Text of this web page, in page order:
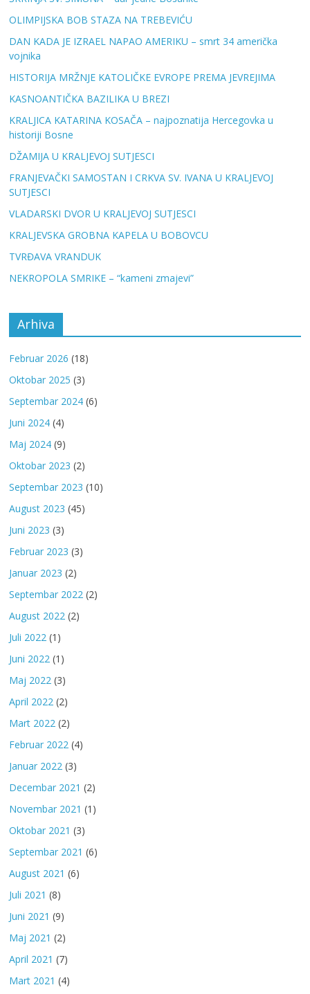
OLIMPIJSKA BOB STAZA NA TREBEVIĆU
DAN KADA JE IZRAEL NAPAO AMERIKU – smrt 34 američka
vojnika
HISTORIJA MRŽNJE KATOLIČKE EVROPE PREMA JEVREJIMA
KASNOANTIČKA BAZILIKA U BREZI
KRALJICA KATARINA KOSAČA – najpoznatija Hercegovka u
historiji Bosne
DŽAMIJA U KRALJEVOJ SUTJESCI
FRANJEVAČKI SAMOSTAN I CRKVA SV. IVANA U KRALJEVOJ
SUTJESCI
VLADARSKI DVOR U KRALJEVOJ SUTJESCI
KRALJEVSKA GROBNA KAPELA U BOBOVCU
TVRĐAVA VRANDUK
NEKROPOLA SMRIKE – “kameni zmajevi”
Arhiva
Februar 2026 (18)
Oktobar 2025 (3)
Septembar 2024 (6)
Juni 2024 (4)
Maj 2024 (9)
Oktobar 2023 (2)
Septembar 2023 (10)
August 2023 (45)
Juni 2023 (3)
Februar 2023 (3)
Januar 2023 (2)
Septembar 2022 (2)
August 2022 (2)
Juli 2022 (1)
Juni 2022 (1)
Maj 2022 (3)
April 2022 (2)
Mart 2022 (2)
Februar 2022 (4)
Januar 2022 (3)
Decembar 2021 (2)
Novembar 2021 (1)
Oktobar 2021 (3)
Septembar 2021 (6)
August 2021 (6)
Juli 2021 (8)
Juni 2021 (9)
Maj 2021 (2)
April 2021 (7)
Mart 2021 (4)